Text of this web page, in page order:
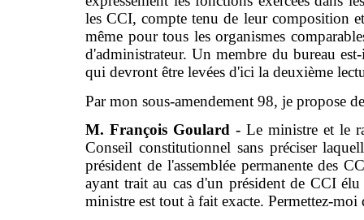
les CCI, compte tenu de leur composition
même pour tous les organismes
d'administrateur. Un membre du bureau
qui devront être levées d'ici la deuxième
Par mon sous-amendement 98, je propose
M. François Goulard - Le ministre et le
Conseil constitutionnel sans préciser
président de l'assemblée permanente des
ayant trait au cas d'un président de CCI
ministre est tout à fait exacte. Permettez-